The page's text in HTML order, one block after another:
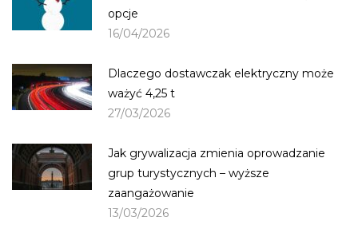
opcje
16/04/2026
Dlaczego dostawczak elektryczny może
ważyć 4,25 t
27/03/2026
Jak grywalizacja zmienia oprowadzanie
grup turystycznych – wyższe
zaangażowanie
13/03/2026